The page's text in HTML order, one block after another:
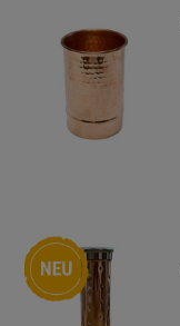
Nouveauté